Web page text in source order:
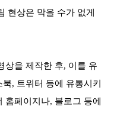
현상은 막을 수가 없게
상을 제작한 후, 이를 유
, 트위터 등에 유통시키
홈페이지나, 블로그 등에